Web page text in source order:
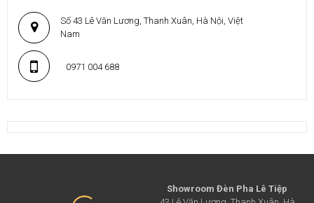
Số 43 Lê Văn Lương, Thanh Xuân, Hà Nội, Việt
Nam
0971 004 688
Showroom Đèn Pha Lê Tiệp